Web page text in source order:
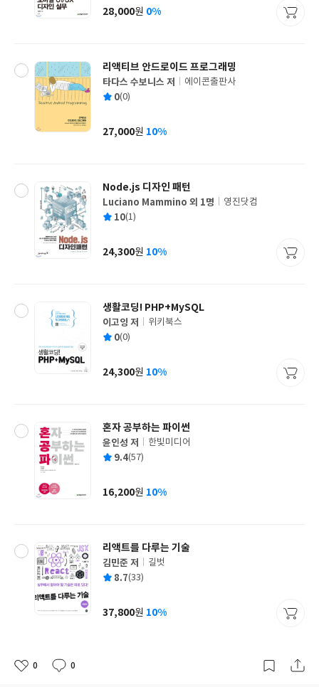
사
가
28,000원 0%
리액티브 안드로이드 프로그래밍
글
쓴
타다스 수보니스 저
출
사
에이콘출판사
평 0(0)
가
27,000원 10%
Node.js 디자인 패턴
글
쓴
Luciano Mammino 외 1명
출
사
영진닷컴
평 10(1)
가
24,300원 10%
생활코딩! PHP+MySQL
글
쓴
이고잉 저
출
사
위키북스
평 0(0)
가
24,300원 10%
혼자 공부하는 파이썬
글
쓴
윤인성 저
출
사
한빛미디어
평 9.4(57)
가
16,200원 10%
리액트를 다루는 기술
글
쓴
김민준 저
출
사
길벗
평 8.7(33)
가
37,800원 10%
좋
0
댓
0
작